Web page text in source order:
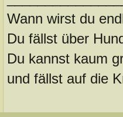
Wann wirst du
Du fällst über
Du kannst kaum
und fällst auf die